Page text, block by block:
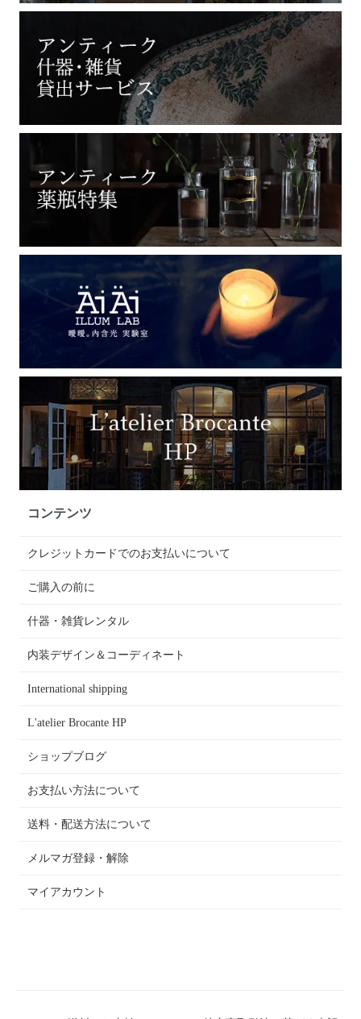
コンテンツ
クレジットカードでのお支払いについて
ご購入の前に
什器・雑貨レンタル
内装デザイン＆コーディネート
International shipping
L'atelier Brocante HP
ショップブログ
お支払い方法について
送料・配送方法について
メルマガ登録・解除
マイアカウント